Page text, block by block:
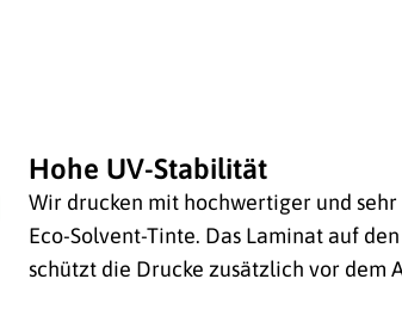
Hohe UV-Stabilität
Wir drucken mit hochwertiger und
Eco-Solvent-Tinte. Das Laminat auf
schützt die Drucke zusätzlich vor dem